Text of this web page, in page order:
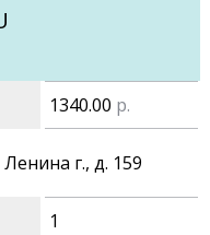
1340.00 р.
г., д. 159
1